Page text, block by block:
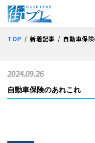
街
TOP 新着記事 自動車保
自動車保険のあれこれ
2024.09.26